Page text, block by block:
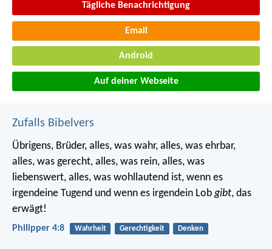
Tägliche Benachrichtigung
Email
Android
Auf deiner Webseite
Zufalls Bibelvers
Übrigens, Brüder, alles, was wahr, alles, was ehrbar,
alles, was gerecht, alles, was rein, alles, was
liebenswert, alles, was wohllautend ist, wenn es
irgendeine Tugend und wenn es irgendein Lobgibt, das
erwägt!
Philipper 4:8 Wahrheit Gerechtigkeit Denken